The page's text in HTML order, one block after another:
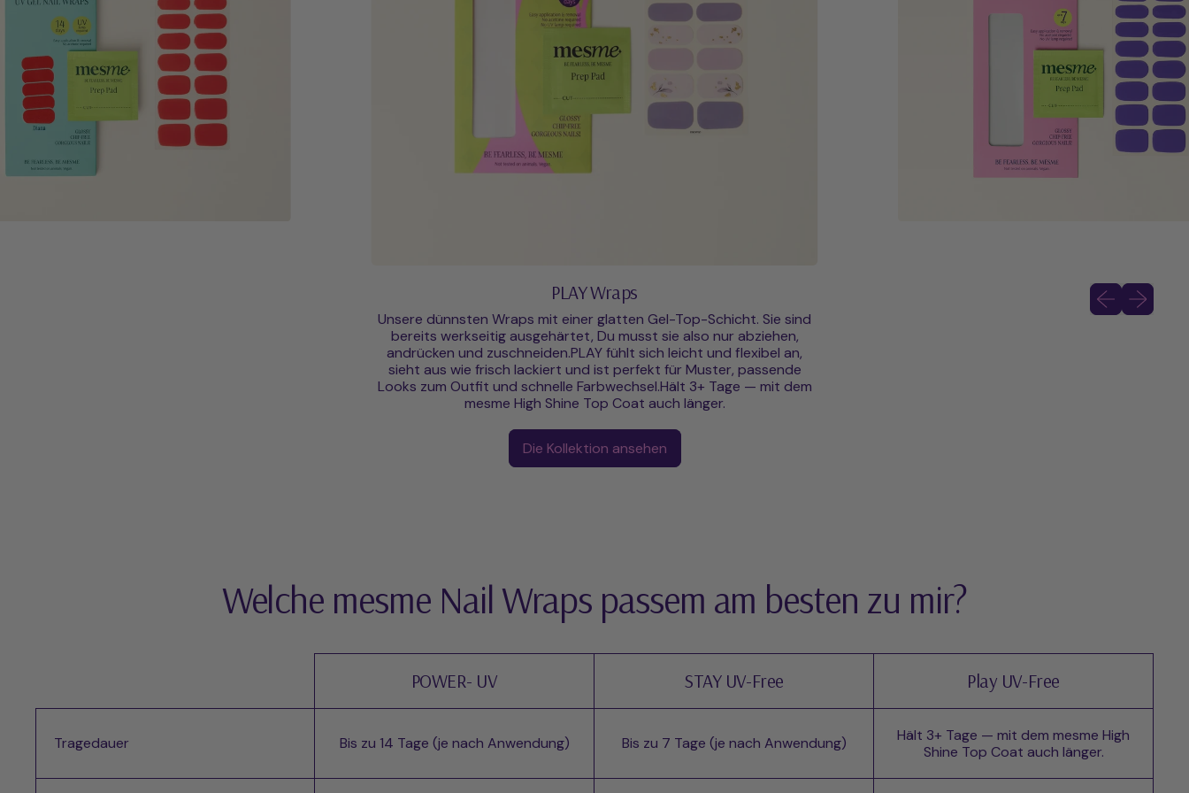
PLAY Wraps
Unsere dünnsten Wraps mit einer glatten Gel-Top-Schicht. Sie sind
bereits werkseitig ausgehärtet, Du musst sie also nur abziehen,
andrücken und zuschneiden.PLAY fühlt sich leicht und flexibel an,
sieht aus wie frisch lackiert und ist perfekt für Muster, passende
Looks zum Outfit und schnelle Farbwechsel.Hält 3+ Tage — mit dem
mesme High Shine Top Coat auch länger.
Die Kollektion ansehen
Vorheriges Bild
Nächstes
Welche mesme Nail Wraps passem am besten zu mir?
POWER- UV STAY UV-Free Play UV-Free
Tragedauer Bis zu 14 Tage (je nach Anwendung) Bis zu 7 Tage (je nach Anwendung)
Hält 3+ Tage — mit dem mesme High
Shine Top Coat auch länger.